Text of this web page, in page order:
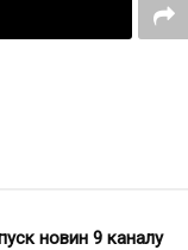
новин 9 каналу